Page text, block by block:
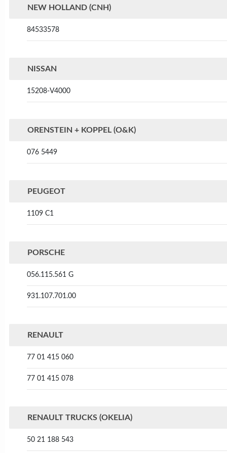
NEW HOLLAND (CNH)
84533578
NISSAN
15208-V4000
ORENSTEIN + KOPPEL (O&K)
076 5449
PEUGEOT
1109 C1
PORSCHE
056.115.561 G
931.107.701.00
RENAULT
77 01 415 060
77 01 415 078
RENAULT TRUCKS (OKELIA)
50 21 188 543